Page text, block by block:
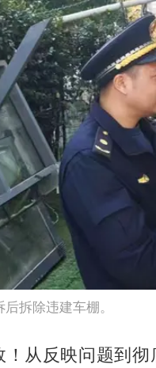
拆除违建车棚。
！从反映问题到